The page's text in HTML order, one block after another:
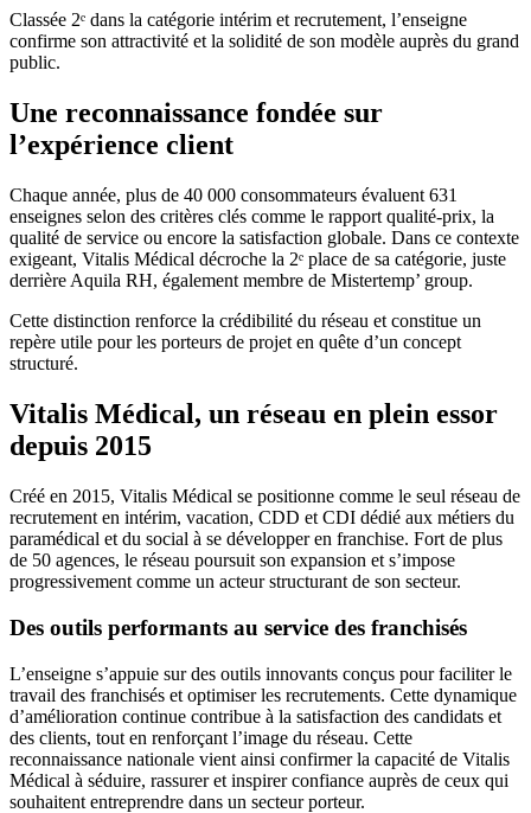
Classée 2ᵉ dans la catégorie intérim et recrutement, l’enseigne
confirme son attractivité et la solidité de son modèle auprès du grand
public.
Une reconnaissance fondée sur
l’expérience client
Chaque année, plus de 40 000 consommateurs évaluent 631
enseignes selon des critères clés comme le rapport qualité-prix, la
qualité de service ou encore la satisfaction globale. Dans ce contexte
exigeant, Vitalis Médical décroche la 2ᵉ place de sa catégorie, juste
derrière Aquila RH, également membre de Mistertemp’ group.
Cette distinction renforce la crédibilité du réseau et constitue un
repère utile pour les porteurs de projet en quête d’un concept
structuré.
Vitalis Médical, un réseau en plein essor
depuis 2015
Créé en 2015, Vitalis Médical se positionne comme le seul réseau de
recrutement en intérim, vacation, CDD et CDI dédié aux métiers du
paramédical et du social à se développer en franchise. Fort de plus
de 50 agences, le réseau poursuit son expansion et s’impose
progressivement comme un acteur structurant de son secteur.
Des outils performants au service des franchisés
L’enseigne s’appuie sur des outils innovants conçus pour faciliter le
travail des franchisés et optimiser les recrutements. Cette dynamique
d’amélioration continue contribue à la satisfaction des candidats et
des clients, tout en renforçant l’image du réseau. Cette
reconnaissance nationale vient ainsi confirmer la capacité de Vitalis
Médical à séduire, rassurer et inspirer confiance auprès de ceux qui
souhaitent entreprendre dans un secteur porteur.